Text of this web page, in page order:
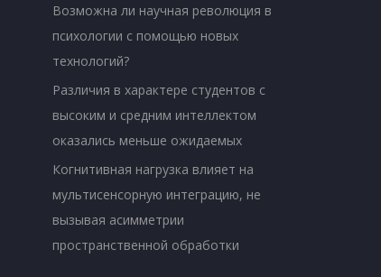
Возможна ли научная революция в
психологии с помощью новых
технологий?
Различия в характере студентов с
высоким и средним интеллектом
оказались меньше ожидаемых
Когнитивная нагрузка влияет на
мультисенсорную интеграцию, не
вызывая асимметрии
пространственной обработки